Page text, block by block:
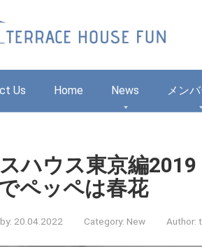
Us Home News メン
ハウス東京編
ペッペは春花
20.04.2022 Category: New Author: